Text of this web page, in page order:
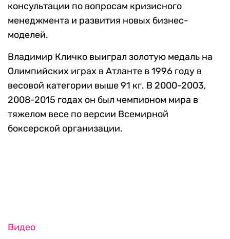
консультации по вопросам кризисного
менеджмента и развития новых бизнес-
моделей.
Владимир Кличко выиграл золотую медаль на
Олимпийских играх в Атланте в 1996 году в
весовой категории выше 91 кг. В 2000-2003,
2008-2015 годах он был чемпионом мира в
тяжелом весе по версии Всемирной
боксерской организации.
Видео